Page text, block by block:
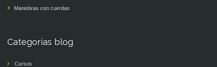
Maniobras con cuerdas
Categorías blog
Cursos